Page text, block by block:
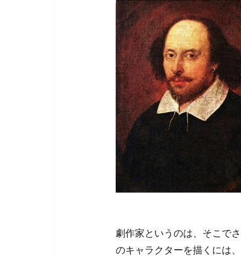
劇作家というのは、そこで
のキャラクターを描くには